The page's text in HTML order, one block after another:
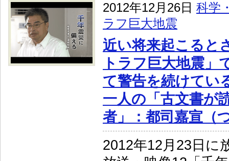
2012年12月26日 科学
ラフ巨大地震
近い将来起こると
トラフ巨大地震」
て警告を続けてい
一人の「古文書が
者」：都司嘉宣（
2012年12月23日に